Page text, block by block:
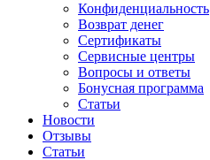
Конфиденциальность
Возврат денег
Сертификаты
Сервисные центры
Вопросы и ответы
Бонусная программа
Статьи
Новости
Отзывы
Статьи